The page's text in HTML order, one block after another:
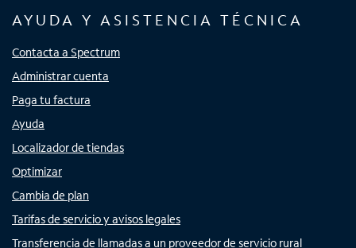
AYUDA Y ASISTENCIA TÉCNICA
Contacta a Spectrum
Administrar cuenta
Paga tu factura
Ayuda
Localizador de tiendas
Optimizar
Cambia de plan
Tarifas de servicio y avisos legales
Transferencia de llamadas a un proveedor de servicio rural